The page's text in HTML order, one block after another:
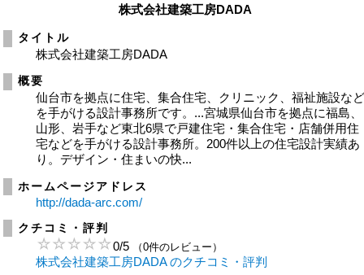
株式会社建築工房DADA
タイトル
株式会社建築工房DADA
概要
仙台市を拠点に住宅、集合住宅、クリニック、福祉施設な
を手がける設計事務所です。...宮城県仙台市を拠点に福島、
山形、岩手など東北6県で戸建住宅・集合住宅・店舗併用住
宅などを手がける設計事務所。200件以上の住宅設計実績あ
り。デザイン・住まいの快...
ホームページアドレス
http://dada-arc.com/
クチコミ・評判
0/5 （0件のレビュー）
株式会社建築工房DADA のクチコミ・評判